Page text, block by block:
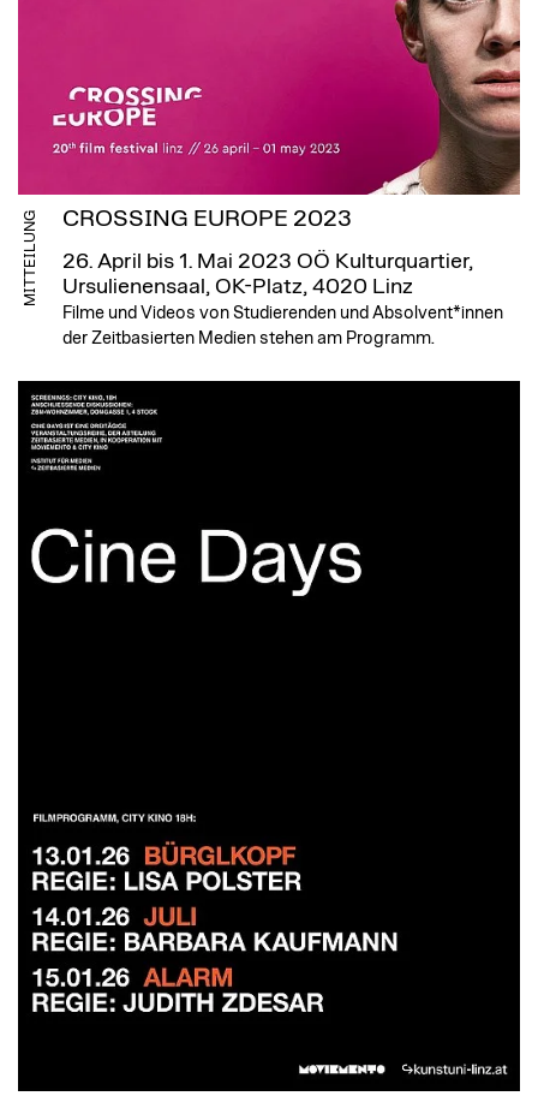
MITTEILUNG CROSSING EUROPE 2023
26. April bis 1. Mai 2023 OÖ Kulturquartier,
Ursulienensaal, OK-Platz, 4020 Linz
Filme und Videos von Studierenden und Absolvent*innen
der Zeitbasierten Medien stehen am Programm.